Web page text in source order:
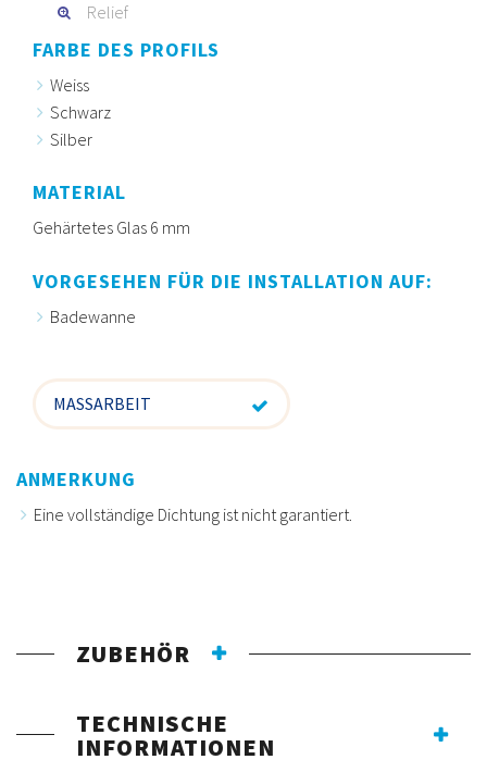
Relief
FARBE DES PROFILS
Weiss
Schwarz
Silber
MATERIAL
Gehärtetes Glas 6 mm
VORGESEHEN FÜR DIE INSTALLATION AUF:
Badewanne
MASSARBEIT
ANMERKUNG
Eine vollständige Dichtung ist nicht garantiert.
ZUBEHÖR
TECHNISCHE
INFORMATIONEN